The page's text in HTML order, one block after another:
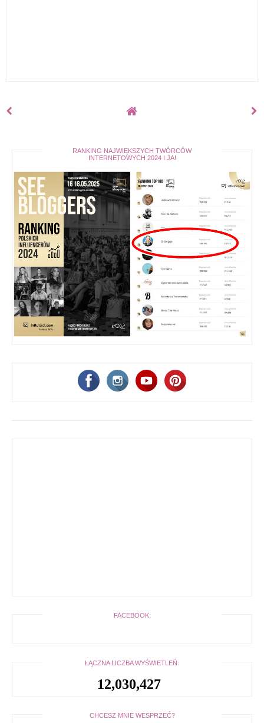
RANKING NAJWIĘKSZYCH TWÓRCÓW
INTERNETOWYCH 2024 I JA!
FACEBOOK:
ŁĄCZNA LICZBA WYŚWIETLEŃ:
12,030,427
CHCESZ MNIE WESPRZEĆ?